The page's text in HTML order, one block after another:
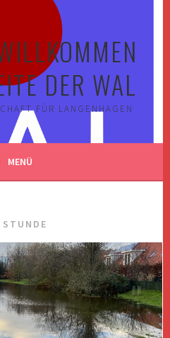
DER WAL
FÜR LANGENHAGEN
MENÜ